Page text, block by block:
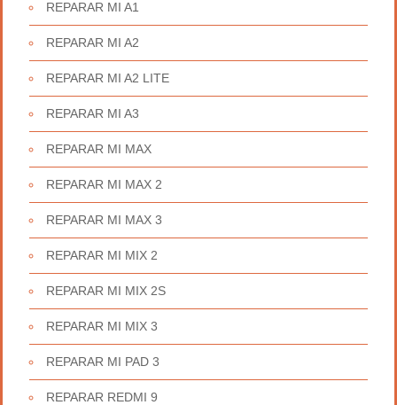
REPARAR MI A1
REPARAR MI A2
REPARAR MI A2 LITE
REPARAR MI A3
REPARAR MI MAX
REPARAR MI MAX 2
REPARAR MI MAX 3
REPARAR MI MIX 2
REPARAR MI MIX 2S
REPARAR MI MIX 3
REPARAR MI PAD 3
REPARAR REDMI 9